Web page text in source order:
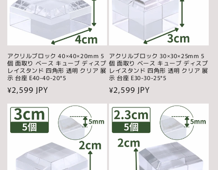
アクリルブロック 40×40×20mm 5
個 面取り ベース キューブ ディスプ
レイスタンド 四角形 透明 クリア 展
示 台座 E40-40-20*5
通
常
価
格
¥2,599 JPY
アクリルブロック 30×30×25mm 5
個 面取り ベース キューブ ディスプ
レイスタンド 四角形 透明 クリア 展
示 台座 E30-30-25*5
通
常
価
格
¥2,599 JPY